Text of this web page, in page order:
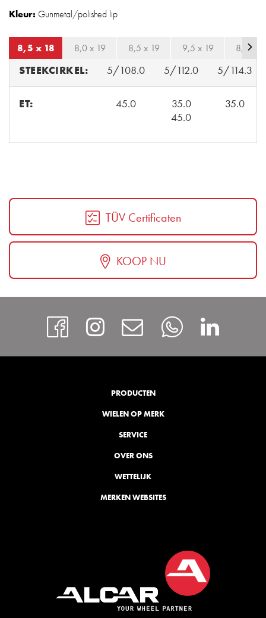
Kleur: Gunmetal/polished lip
8,5 x 18 8,0 x 19 8,5 x 19 9,5 x 19 8,5 x
STEEKCIRKEL: 5/108.0 5/112.0 5/114.3
ET: 45.0
35.0
45.0
35.0
TÜV Certificaten
KOOP NU
https://
Instagram
Contact
PRODUCTEN
WIELEN OP MERK
SERVICE
OVER ONS
WETTELIJK
MERKEN WEBSITES